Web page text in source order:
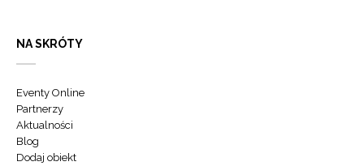
NA SKRÓTY
Eventy Online
Partnerzy
Aktualności
Blog
Dodaj obiekt